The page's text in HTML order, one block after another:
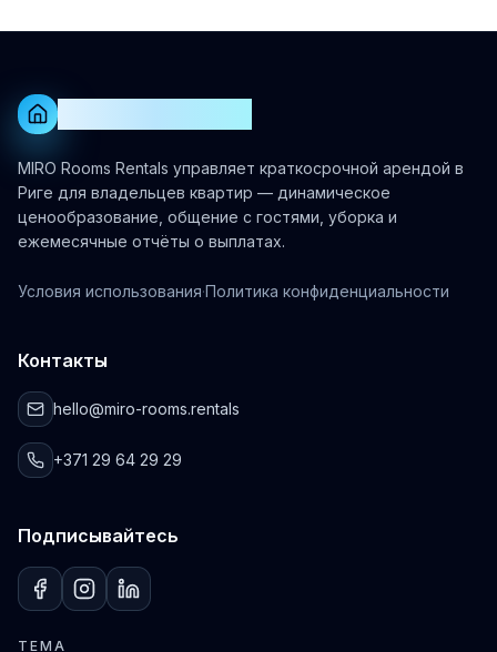
MIRO Rooms Rentals управляет краткосрочной арендой в
Риге для владельцев квартир — динамическое
ценообразование, общение с гостями, уборка и
ежемесячные отчёты о выплатах.
Условия использования·Политика конфиденциальности
Контакты
hello@miro-rooms.rentals
+371 29 64 29 29
Подписывайтесь
ТЕМА